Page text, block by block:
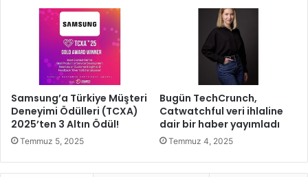
u
r
l
a
ı
A
ç
ı
y
Samsung’a Türkiye Müşteri
Deneyimi Ödülleri (TCXA)
2025’ten 3 Altın Ödül!
Temmuz 5, 2025
Bugün TechCrunch,
Catwatchful veri ihlaline
dair bir haber yayımladı
Temmuz 4, 2025